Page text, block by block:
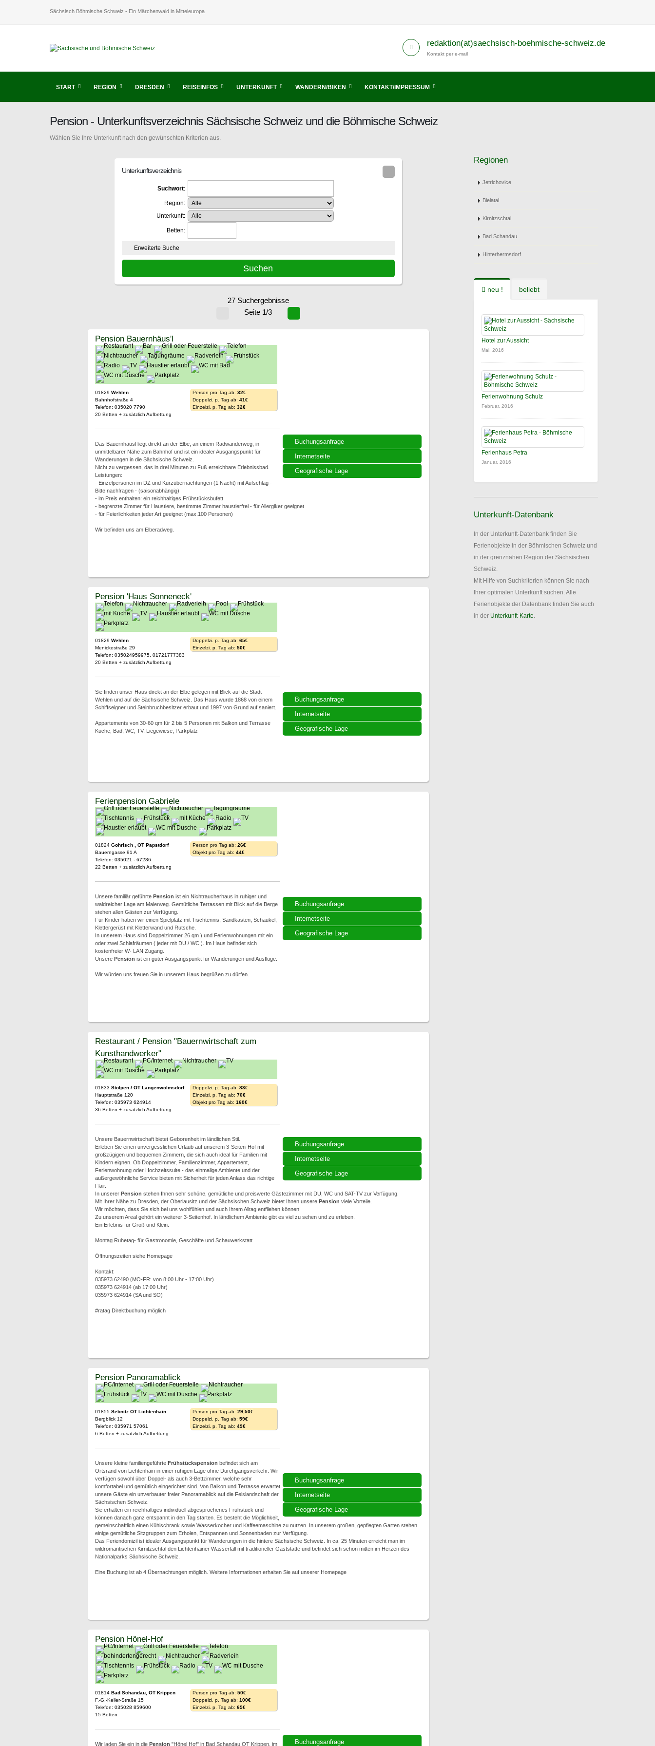
Sächsisch Böhmische Schweiz - Ein Märchenwald in Mitteleuropa
redaktion(at)saechsisch-boehmische-schweiz.de
Kontakt per e-mail
START REGION DRESDEN REISEINFOS UNTERKUNFT WANDERN/BIKEN KONTAKT/IMPRESSUM
Pension - Unterkunftsverzeichnis Sächsische Schweiz und die Böhmische Schweiz
Wählen Sie Ihre Unterkunft nach den gewünschten Kriterien aus.
Unterkunftsverzeichnis
Suchwort:
Region:
Unterkunft:
Betten:
Erweiterte Suche
27 Suchergebnisse
Seite 1/3
Buchungsanfrage
Internetseite
Geografische Lage
Pension Bauernhäus'l
01829 Wehlen
Bahnhofstraße 4
Telefon: 035020 7790
20 Betten + zusätzlich Aufbettung
Person pro Tag ab: 32€
Doppelzi. p. Tag ab: 41€
Einzelzi. p. Tag ab: 32€
Das Bauernhäusl liegt direkt an der Elbe, an einem Radwanderweg, in
unmittelbarer Nähe zum Bahnhof und ist ein idealer Ausgangspunkt für
Wanderungen in die Sächsische Schweiz.
Nicht zu vergessen, das in drei Minuten zu Fuß erreichbare Erlebnissbad.
Leistungen:
- Einzelpersonen im DZ und Kurzübernachtungen (1 Nacht) mit Aufschlag -
Bitte nachfragen - (saisonabhängig)
- im Preis enthalten: ein reichhaltiges Frühstücksbufett
- begrenzte Zimmer für Haustiere, bestimmte Zimmer haustierfrei - für Allergiker geeignet
- für Feierlichkeiten jeder Art geeignet (max.100 Personen)
Wir befinden uns am Elberadweg.
Buchungsanfrage
Internetseite
Geografische Lage
Pension 'Haus Sonneneck'
01829 Wehlen
Menickestraße 29
Telefon: 035024959975, 01721777383
20 Betten + zusätzlich Aufbettung
Doppelzi. p. Tag ab: 65€
Einzelzi. p. Tag ab: 50€
Sie finden unser Haus direkt an der Elbe gelegen mit Blick auf die Stadt
Wehlen und auf die Sächsische Schweiz. Das Haus wurde 1868 von einem
Schiffseigner und Steinbruchbesitzer erbaut und 1997 von Grund auf saniert.
Appartements von 30-60 qm für 2 bis 5 Personen mit Balkon und Terrasse
Küche, Bad, WC, TV, Liegewiese, Parkplatz
Buchungsanfrage
Internetseite
Geografische Lage
Ferienpension Gabriele
01824 Gohrisch , OT Papstdorf
Bauerngasse 91 A
Telefon: 035021 - 67286
22 Betten + zusätzlich Aufbettung
Person pro Tag ab: 26€
Objekt pro Tag ab: 44€
Unsere familiär geführte Pension ist ein Nichtraucherhaus in ruhiger und
waldreicher Lage am Malerweg. Gemütliche Terrassen mit Blick auf die Berge
stehen allen Gästen zur Verfügung.
Für Kinder haben wir einen Spielplatz mit Tischtennis, Sandkasten, Schaukel,
Klettergerüst mit Kletterwand und Rutsche.
In unserem Haus sind Doppelzimmer 26 qm ) und Ferienwohnungen mit ein
oder zwei Schlafräumen ( jeder mit DU / WC ). Im Haus befindet sich
kostenfreier W- LAN Zugang.
Unsere Pension ist ein guter Ausgangspunkt für Wanderungen und Ausflüge.
Wir würden uns freuen Sie in unserem Haus begrüßen zu dürfen.
Buchungsanfrage
Internetseite
Geografische Lage
Restaurant / Pension "Bauernwirtschaft zum
Kunsthandwerker"
01833 Stolpen / OT Langenwolmsdorf
Hauptstraße 120
Telefon: 035973 624914
36 Betten + zusätzlich Aufbettung
Doppelzi. p. Tag ab: 83€
Einzelzi. p. Tag ab: 70€
Objekt pro Tag ab: 160€
Unsere Bauernwirtschaft bietet Geborenheit im ländlichen Stil.
Erleben Sie einen unvergesslichen Urlaub auf unserem 3-Seiten-Hof mit
großzügigen und bequemen Zimmern, die sich auch ideal für Familien mit
Kindern eignen. Ob Doppelzimmer, Familienzimmer, Appartement,
Ferienwohnung oder Hochzeitssuite - das einmalige Ambiente und der
außergewöhnliche Service bieten mit Sicherheit für jeden Anlass das richtige
Flair.
In unserer Pension stehen Ihnen sehr schöne, gemütliche und preiswerte Gästezimmer mit DU, WC und SAT-TV zur Verfügung.
Mit Ihrer Nähe zu Dresden, der Oberlausitz und der Sächsischen Schweiz bietet Ihnen unsere Pension viele Vorteile.
Wir möchten, dass Sie sich bei uns wohlfühlen und auch Ihrem Alltag entfliehen können!
Zu unserem Areal gehört ein weiterer 3-Seitenhof. In ländlichem Ambiente gibt es viel zu sehen und zu erleben.
Ein Erlebnis für Groß und Klein.
Montag Ruhetag- für Gastronomie, Geschäfte und Schauwerkstatt
Öffnungszeiten siehe Homepage
Kontakt:
035973 62490 (MO-FR: von 8:00 Uhr - 17:00 Uhr)
035973 624914 (ab 17:00 Uhr)
035973 624914 (SA und SO)
#ratag Direktbuchung möglich
Buchungsanfrage
Internetseite
Geografische Lage
Pension Panoramablick
01855 Sebnitz OT Lichtenhain
Bergblick 12
Telefon: 035971 57061
6 Betten + zusätzlich Aufbettung
Person pro Tag ab: 29,50€
Doppelzi. p. Tag ab: 59€
Einzelzi. p. Tag ab: 49€
Unsere kleine familiengeführte Frühstückspension befindet sich am
Ortsrand von Lichtenhain in einer ruhigen Lage ohne Durchgangsverkehr. Wir
verfügen sowohl über Doppel- als auch 3-Bettzimmer, welche sehr
komfortabel und gemütlich eingerichtet sind. Von Balkon und Terrasse erwartet
unsere Gäste ein unverbauter freier Panoramablick auf die Felslandschaft der
Sächsischen Schweiz.
Sie erhalten ein reichhaltiges individuell abgesprochenes Frühstück und
können danach ganz entspannt in den Tag starten. Es besteht die Möglichkeit,
gemeinschaftlich einen Kühlschrank sowie Wasserkocher und Kaffeemaschine zu nutzen. In unserem großen, gepflegten Garten stehen
einige gemütliche Sitzgruppen zum Erholen, Entspannen und Sonnenbaden zur Verfügung.
Das Feriendomizil ist idealer Ausgangspunkt für Wanderungen in die hintere Sächsische Schweiz. In ca. 25 Minuten erreicht man im
wildromantischen Kirnitzschtal den Lichtenhainer Wasserfall mit traditioneller Gaststätte und befindet sich schon mitten im Herzen des
Nationalparks Sächsische Schweiz.
Eine Buchung ist ab 4 Übernachtungen möglich. Weitere Informationen erhalten Sie auf unserer Homepage
Buchungsanfrage
Pension Hönel-Hof
01814 Bad Schandau, OT Krippen
F.-G.-Keller-Straße 15
Telefon: 035028 859600
15 Betten
Person pro Tag ab: 50€
Doppelzi. p. Tag ab: 100€
Einzelzi. p. Tag ab: 65€
Wir laden Sie ein in die Pension "Hönel Hof" in Bad Schandau OT Krippen, im
Regionen
Jetrichovice
Bielatal
Kirnitzschtal
Bad Schandau
Hinterhermsdorf
neu ! beliebt
Hotel zur Aussicht
Mai, 2016
Ferienwohnung Schulz
Februar, 2016
Ferienhaus Petra
Januar, 2016
Unterkunft-Datenbank
In der Unterkunft-Datenbank finden Sie
Ferienobjekte in der Böhmischen Schweiz und
in der grenznahen Region der Sächsischen
Schweiz.
Mit Hilfe von Suchkriterien können Sie nach
Ihrer optimalen Unterkunft suchen. Alle
Ferienobjekte der Datenbank finden Sie auch
in der Unterkunft-Karte.